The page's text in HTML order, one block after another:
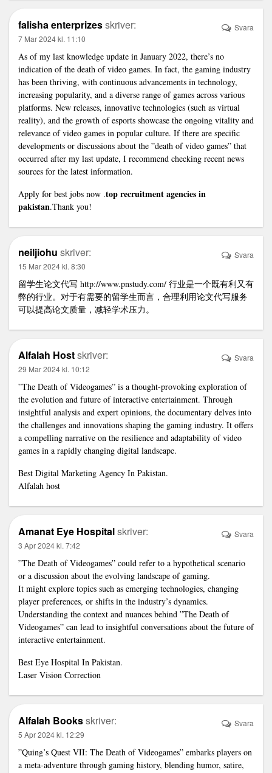
falisha enterprizesskriver:
7 Mar 2024 kl. 11:10
As of my last knowledge update in January 2022, there’s no
indication of the death of video games. In fact, the gaming industry
has been thriving, with continuous advancements in technology,
increasing popularity, and a diverse range of games across various
platforms. New releases, innovative technologies (such as virtual
reality), and the growth of esports showcase the ongoing vitality and
relevance of video games in popular culture. If there are specific
developments or discussions about the ”death of video games” that
occurred after my last update, I recommend checking recent news
sources for the latest information.
Apply for best jobs now .top recruitment agencies in
pakistan.Thank you!
Svara
neiljiohu skriver:
15 Mar 2024 kl. 8:30
留学生论文代写 http://www.pnstudy.com/ 行业是一个既有利又有
弊的行业。对于有需要的留学生而言，合理利用论文代写服务
可以提高论文质量，减轻学术压力。
Svara
Alfalah Hostskriver:
29 Mar 2024 kl. 10:12
”The Death of Videogames” is a thought-provoking exploration of
the evolution and future of interactive entertainment. Through
insightful analysis and expert opinions, the documentary delves into
the challenges and innovations shaping the gaming industry. It offers
a compelling narrative on the resilience and adaptability of video
games in a rapidly changing digital landscape.
Best Digital Marketing Agency In Pakistan.
Alfalah host
Svara
Amanat Eye Hospitalskriver:
3 Apr 2024 kl. 7:42
”The Death of Videogames” could refer to a hypothetical scenario
or a discussion about the evolving landscape of gaming.
It might explore topics such as emerging technologies, changing
player preferences, or shifts in the industry’s dynamics.
Understanding the context and nuances behind ”The Death of
Videogames” can lead to insightful conversations about the future of
interactive entertainment.
Best Eye Hospital In Pakistan.
Laser Vision Correction
Svara
Alfalah Booksskriver:
5 Apr 2024 kl. 12:29
”Quing’s Quest VII: The Death of Videogames” embarks players on
a meta-adventure through gaming history, blending humor, satire,
Svara